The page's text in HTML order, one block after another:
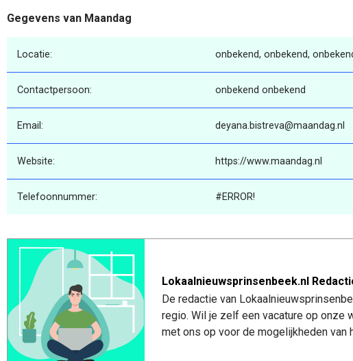
Gegevens van Maandag
Locatie: onbekend, onbekend,
Contactpersoon: onbekend onbekend
Email: deyana.bistreva@maandag.nl
Website: https://www.maandag.nl
Telefoonnummer: #ERROR!
Lokaalnieuwsprinsenbeek.nl
De redactie van
regio. Wil je zelf een vacature op onze
met ons op voor de mogelijkheden van